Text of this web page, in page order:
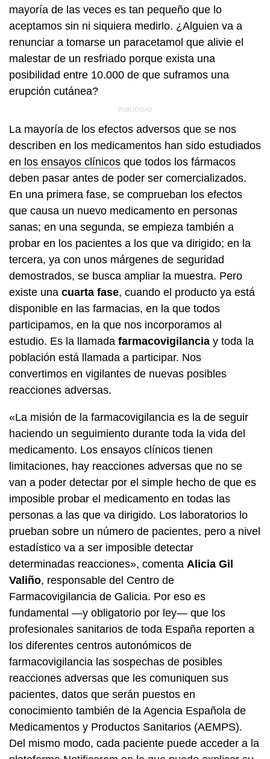
mayoría de las veces es tan pequeño que lo
aceptamos sin ni siquiera medirlo. ¿Alguien va a
renunciar a tomarse un paracetamol que alivie el
malestar de un resfriado porque exista una
posibilidad entre 10.000 de que suframos una
erupción cutánea?
La mayoría de los efectos adversos que se nos
describen en los medicamentos han sido estudiados
en los ensayos clínicos que todos los fármacos
deben pasar antes de poder ser comercializados.
En una primera fase, se comprueban los efectos
que causa un nuevo medicamento en personas
sanas; en una segunda, se empieza también a
probar en los pacientes a los que va dirigido; en la
tercera, ya con unos márgenes de seguridad
demostrados, se busca ampliar la muestra. Pero
existe una cuarta fase, cuando el producto ya está
disponible en las farmacias, en la que todos
participamos, en la que nos incorporamos al
estudio. Es la llamada farmacovigilancia y toda la
población está llamada a participar. Nos
convertimos en vigilantes de nuevas posibles
reacciones adversas.
«La misión de la farmacovigilancia es la de seguir
haciendo un seguimiento durante toda la vida del
medicamento. Los ensayos clínicos tienen
limitaciones, hay reacciones adversas que no se
van a poder detectar por el simple hecho de que es
imposible probar el medicamento en todas las
personas a las que va dirigido. Los laboratorios lo
prueban sobre un número de pacientes, pero a nivel
estadístico va a ser imposible detectar
determinadas reacciones», comenta Alicia Gil
Valiño, responsable del Centro de
Farmacovigilancia de Galicia. Por eso es
fundamental —y obligatorio por ley— que los
profesionales sanitarios de toda España reporten a
los diferentes centros autonómicos de
farmacovigilancia las sospechas de posibles
reacciones adversas que les comuniquen sus
pacientes, datos que serán puestos en
conocimiento también de la Agencia Española de
Medicamentos y Productos Sanitarios (AEMPS).
Del mismo modo, cada paciente puede acceder a la